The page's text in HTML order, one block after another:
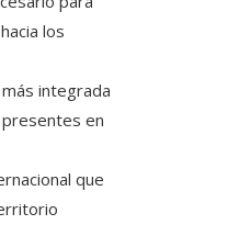
los
integrada
en
que